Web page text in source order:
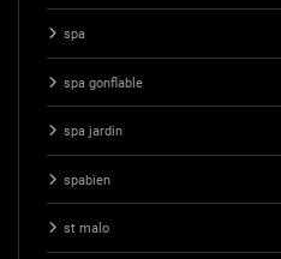
spa
spa gonflable
spa jardin
spabien
st malo